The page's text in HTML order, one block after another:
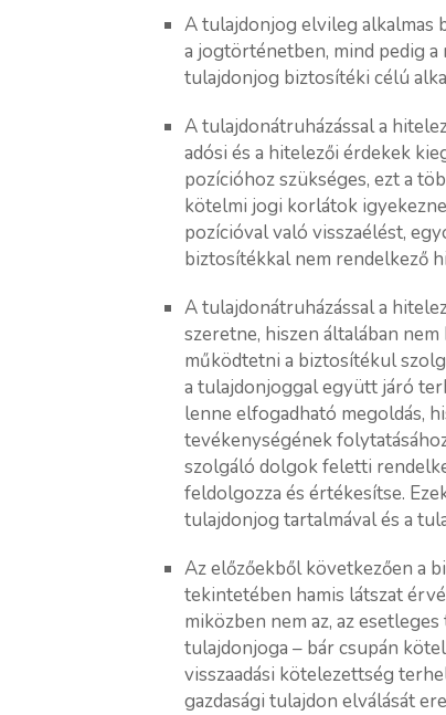
A tulajdonjog elvileg alkalmas
a jogtörténetben, mind pedig
tulajdonjog biztosítéki célú
A tulajdonátruházással a
adósi és a hitelezői érdekek
pozícióhoz szükséges, ezt a
kötelmi jogi korlátok
pozícióval való visszaélést,
biztosítékkal nem rendelkező
A tulajdonátruházással a
szeretne, hiszen általában
működtetni a biztosítékul
a tulajdonjoggal együtt járó
lenne elfogadható megoldás,
tevékenységének
szolgáló dolgok feletti
feldolgozza és értékesítse.
tulajdonjog tartalmával és a
Az előzőekből következően a
tekintetében hamis látszat
miközben nem az, az
tulajdonjoga – bár csupán
visszaadási kötelezettség
gazdasági tulajdon elválását